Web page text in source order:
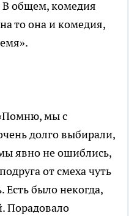
В общем, комедия
то она и комедия,
мы с
долго выбирали,
явно не ошиблись,
от смеха чуть
было некогда,
Порадовало